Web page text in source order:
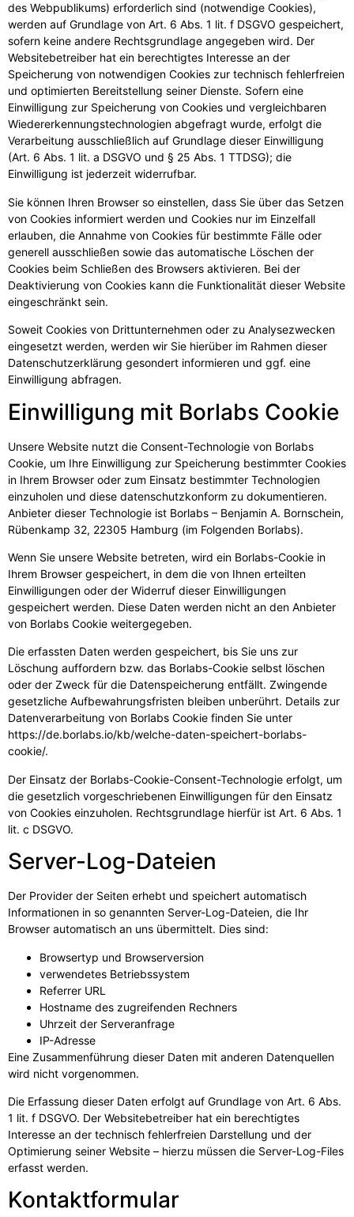
des Webpublikums) erforderlich sind (notwendige Cookies),
werden auf Grundlage von Art. 6 Abs. 1 lit. f DSGVO gespeichert,
sofern keine andere Rechtsgrundlage angegeben wird. Der
Websitebetreiber hat ein berechtigtes Interesse an der
Speicherung von notwendigen Cookies zur technisch fehlerfreien
und optimierten Bereitstellung seiner Dienste. Sofern eine
Einwilligung zur Speicherung von Cookies und vergleichbaren
Wiedererkennungstechnologien abgefragt wurde, erfolgt die
Verarbeitung ausschließlich auf Grundlage dieser Einwilligung
(Art. 6 Abs. 1 lit. a DSGVO und § 25 Abs. 1 TTDSG); die
Einwilligung ist jederzeit widerrufbar.
Sie können Ihren Browser so einstellen, dass Sie über das Setzen
von Cookies informiert werden und Cookies nur im Einzelfall
erlauben, die Annahme von Cookies für bestimmte Fälle oder
generell ausschließen sowie das automatische Löschen der
Cookies beim Schließen des Browsers aktivieren. Bei der
Deaktivierung von Cookies kann die Funktionalität dieser Website
eingeschränkt sein.
Soweit Cookies von Drittunternehmen oder zu Analysezwecken
eingesetzt werden, werden wir Sie hierüber im Rahmen dieser
Datenschutzerklärung gesondert informieren und ggf. eine
Einwilligung abfragen.
Einwilligung mit Borlabs Cookie
Unsere Website nutzt die Consent-Technologie von Borlabs
Cookie, um Ihre Einwilligung zur Speicherung bestimmter Cookies
in Ihrem Browser oder zum Einsatz bestimmter Technologien
einzuholen und diese datenschutzkonform zu dokumentieren.
Anbieter dieser Technologie ist Borlabs – Benjamin A. Bornschein,
Rübenkamp 32, 22305 Hamburg (im Folgenden Borlabs).
Wenn Sie unsere Website betreten, wird ein Borlabs-Cookie in
Ihrem Browser gespeichert, in dem die von Ihnen erteilten
Einwilligungen oder der Widerruf dieser Einwilligungen
gespeichert werden. Diese Daten werden nicht an den Anbieter
von Borlabs Cookie weitergegeben.
Die erfassten Daten werden gespeichert, bis Sie uns zur
Löschung auffordern bzw. das Borlabs-Cookie selbst löschen
oder der Zweck für die Datenspeicherung entfällt. Zwingende
gesetzliche Aufbewahrungsfristen bleiben unberührt. Details zur
Datenverarbeitung von Borlabs Cookie finden Sie unter
https://de.borlabs.io/kb/welche-daten-speichert-borlabs-
cookie/.
Der Einsatz der Borlabs-Cookie-Consent-Technologie erfolgt, um
die gesetzlich vorgeschriebenen Einwilligungen für den Einsatz
von Cookies einzuholen. Rechtsgrundlage hierfür ist Art. 6 Abs. 1
lit. c DSGVO.
Server-Log-Dateien
Der Provider der Seiten erhebt und speichert automatisch
Informationen in so genannten Server-Log-Dateien, die Ihr
Browser automatisch an uns übermittelt. Dies sind:
Browsertyp und Browserversion
verwendetes Betriebssystem
Referrer URL
Hostname des zugreifenden Rechners
Uhrzeit der Serveranfrage
IP-Adresse
Eine Zusammenführung dieser Daten mit anderen Datenquellen
wird nicht vorgenommen.
Die Erfassung dieser Daten erfolgt auf Grundlage von Art. 6 Abs.
1 lit. f DSGVO. Der Websitebetreiber hat ein berechtigtes
Interesse an der technisch fehlerfreien Darstellung und der
Optimierung seiner Website – hierzu müssen die Server-Log-Files
erfasst werden.
Kontaktformular